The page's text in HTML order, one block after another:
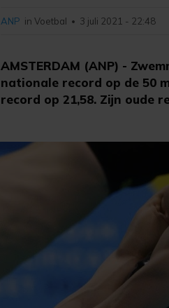
AMSTERDAM (ANP) -
nationale record op de 50
record op 21,58. Zijn oude
ANP in Voetbal • 3 juli 2021 - 22:48